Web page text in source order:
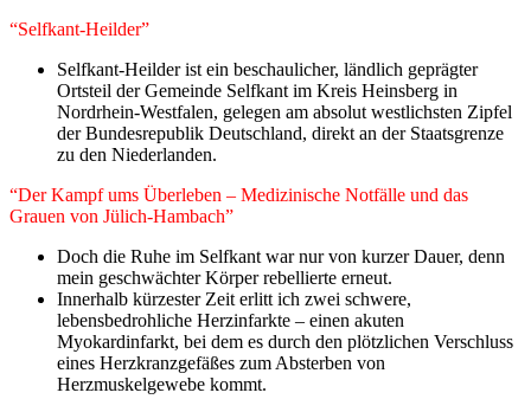
“Selfkant-Heilder”
Selfkant-Heilder ist ein beschaulicher, ländlich geprägter
Ortsteil der Gemeinde Selfkant im Kreis Heinsberg in
Nordrhein-Westfalen, gelegen am absolut westlichsten Zipfel
der Bundesrepublik Deutschland, direkt an der Staatsgrenze
zu den Niederlanden.
“​Der Kampf ums Überleben – Medizinische Notfälle und das
Grauen von Jülich-Hambach”
​Doch die Ruhe im Selfkant war nur von kurzer Dauer, denn
mein geschwächter Körper rebellierte erneut.
Innerhalb kürzester Zeit erlitt ich zwei schwere,
lebensbedrohliche Herzinfarkte – einen akuten
Myokardinfarkt, bei dem es durch den plötzlichen Verschluss
eines Herzkranzgefäßes zum Absterben von
Herzmuskelgewebe kommt.